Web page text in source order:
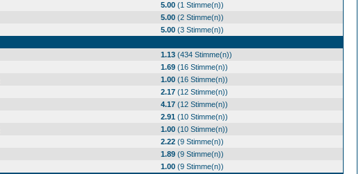
5.00 (1 Stimme(n))
5.00 (2 Stimme(n))
5.00 (3 Stimme(n))
1.13 (434 Stimme(n))
1.69 (16 Stimme(n))
1.00 (16 Stimme(n))
2.17 (12 Stimme(n))
4.17 (12 Stimme(n))
2.91 (10 Stimme(n))
1.00 (10 Stimme(n))
2.22 (9 Stimme(n))
1.89 (9 Stimme(n))
1.00 (9 Stimme(n))